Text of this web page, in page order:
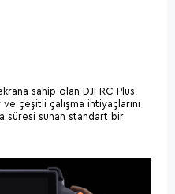
sahip olan DJI RC Plus,
çeşitli çalışma ihtiyaçlarını
süresi sunan standart bir